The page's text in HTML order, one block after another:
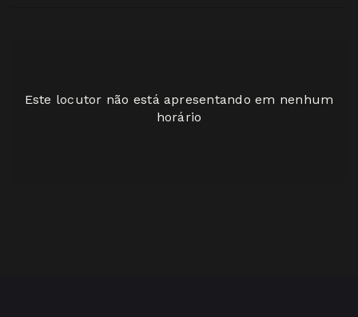
Este locutor não está apresentando em nenhum
horário